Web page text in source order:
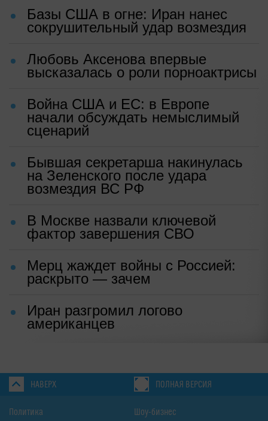
Базы США в огне: Иран нанес
сокрушительный удар возмездия
Любовь Аксенова впервые
высказалась о роли порноактрисы
Война США и ЕС: в Европе
начали обсуждать немыслимый
сценарий
Бывшая секретарша накинулась
на Зеленского после удара
возмездия ВС РФ
В Москве назвали ключевой
фактор завершения СВО
Мерц жаждет войны с Россией:
раскрыто — зачем
Иран разгромил логово
американцев
НАВЕРХ ПОЛНАЯ ВЕРСИЯ
Политика Шоу-бизнес